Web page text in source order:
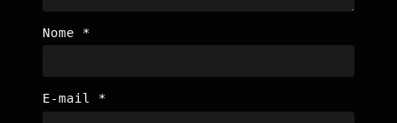
Nome *
E-mail *